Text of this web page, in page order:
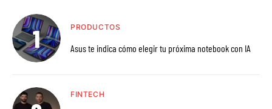
PRODUCTOS
Asus te indica cómo elegir tu próxima notebook con IA
FINTECH